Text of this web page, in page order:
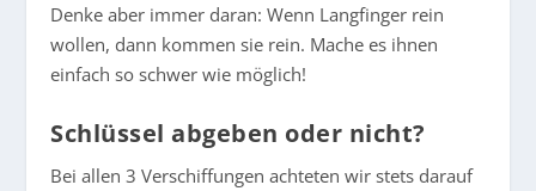
Denke aber immer daran: Wenn Langfinger rein
wollen, dann kommen sie rein. Mache es ihnen
einfach so schwer wie möglich!
Schlüssel abgeben oder nicht?
Bei allen 3 Verschiffungen achteten wir stets darauf